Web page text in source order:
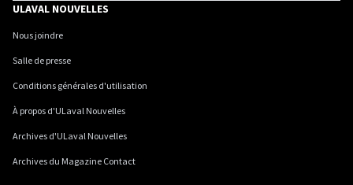
ULAVAL NOUVELLES
Nous joindre
Salle de presse
Conditions générales d'utilisation
À propos d'ULaval Nouvelles
Archives d'ULaval Nouvelles
Archives du Magazine Contact